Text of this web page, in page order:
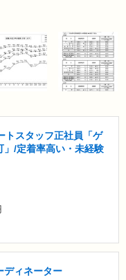
トスタッフ正社員「ゲ
」/定着率高い・未経験
ディネーター